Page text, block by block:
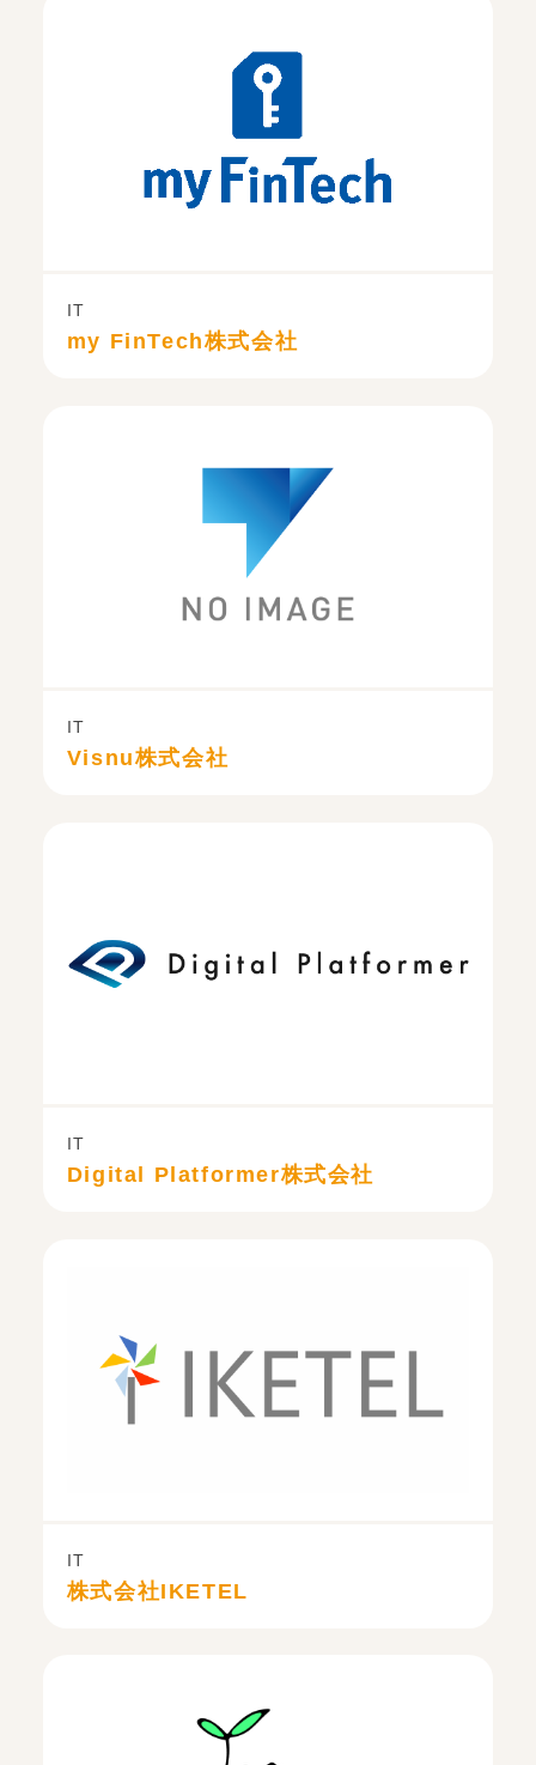
IT
my FinTech株式会社
IT
Visnu株式会社
IT
Digital Platformer株式会社
IT
株式会社IKETEL